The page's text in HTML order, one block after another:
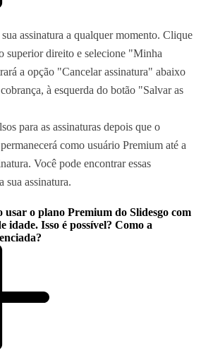
assinatura a qualquer momento. Clique
superior direito e selecione "Minha
a opção "Cancelar assinatura" abaixo
à esquerda do botão "Salvar as
para as assinaturas depois que o
como usuário Premium até a
Você pode encontrar essas
sua assinatura.
usar o plano Premium do Slidesgo com
idade. Isso é possível? Como a